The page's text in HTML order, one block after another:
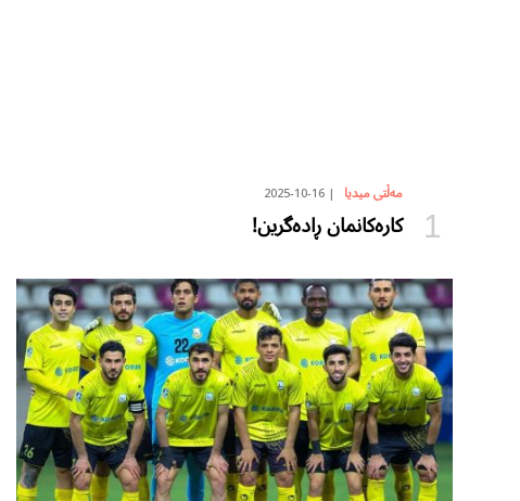
مەڵتی میدیا 2025-10-16
کارەکانمان ڕادەگرین!